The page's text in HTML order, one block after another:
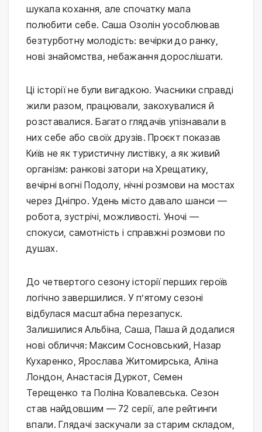
шукала кохання, але спочатку мала
полюбити себе. Саша Озолін уособлював
безтурботну молодість: вечірки до ранку,
нові знайомства, небажання дорослішати.
Ці історії не були вигадкою. Учасники справді
жили разом, працювали, закохувалися й
розставалися. Багато глядачів упізнавали в
них себе або своїх друзів. Проєкт показав
Київ не як туристичну листівку, а як живий
організм: ранкові затори на Хрещатику,
вечірні вогні Подолу, нічні розмови на мостах
через Дніпро. Удень місто давало шанси —
робота, зустрічі, можливості. Уночі —
спокуси, самотність і справжні розмови по
душах.
До четвертого сезону історії перших героїв
логічно завершилися. У п’ятому сезоні
відбулася масштабна перезапуск.
Залишилися Альбіна, Саша, Паша й додалися
нові обличчя: Максим Сосновський, Назар
Кухаренко, Ярослава Житомирська, Аліна
Лондон, Анастасія Дуркот, Семен
Терещенко та Поліна Ковалевська. Сезон
став найдовшим — 72 серії, але рейтинги
впали. Глядачі заскучали за старим складом,